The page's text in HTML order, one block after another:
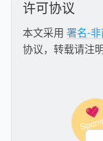
许可协议
本文采用 署名-
协议，转载请注